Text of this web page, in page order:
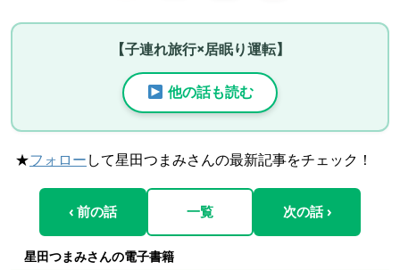
【子連れ旅行×居眠り運転】
他の話も読む
★フォロー して星田つまみさんの最新記事をチェック！
‹ 前の話 一覧 次の話 ›
星田つまみさんの電子書籍